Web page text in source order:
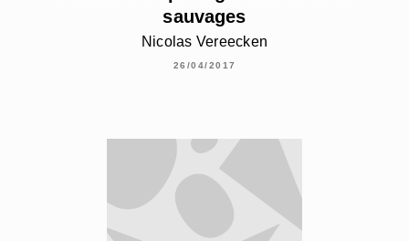
sauvages
Nicolas Vereecken
26/04/2017